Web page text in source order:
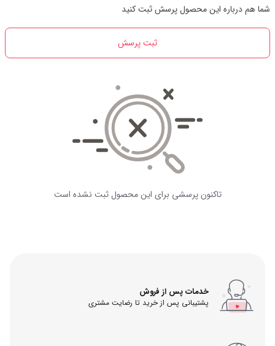
شما هم درباره این محصول پرسش ثبت کنید
ثبت پرسش
تاکنون پرسشی برای این محصول ثبت نشده است
خدمات پس از فروش
پشتیبانی پس از خرید تا رضایت مشتری